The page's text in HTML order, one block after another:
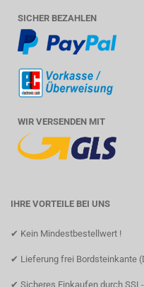
SICHER BEZAHLEN
WIR VERSENDEN MIT
IHRE VORTEILE BEI UNS
✔ Kein Mindestbestellwert !
✔ Lieferung frei Bordsteinkante
✔ Sicheres Einkaufen durch